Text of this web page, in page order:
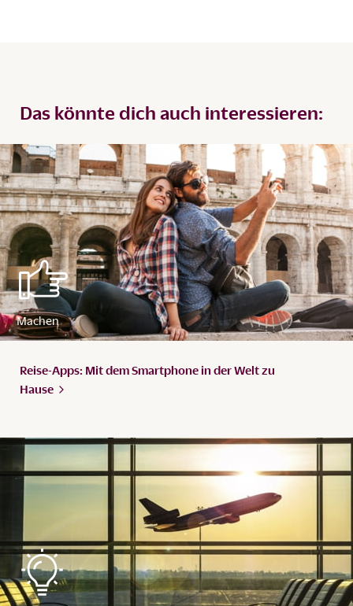
Das könnte dich auch interessieren:
Reise-Apps: Mit dem Smartphone in der Welt zu
Hause